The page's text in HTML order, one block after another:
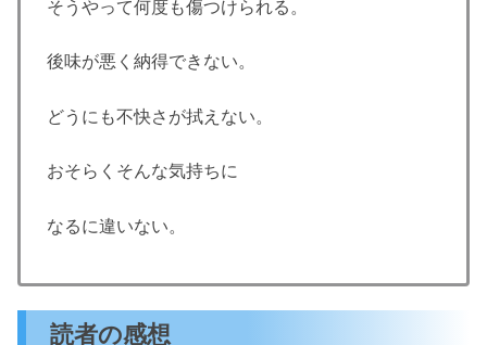
そうやって何度も傷つけられる。
後味が悪く納得できない。
どうにも不快さが拭えない。
おそらくそんな気持ちに
なるに違いない。
読者の感想